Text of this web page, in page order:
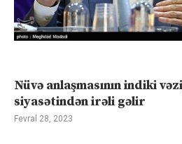
Nüvə anlaşmasının indiki
siyasətindən irəli gəlir
Fevral 28, 2023